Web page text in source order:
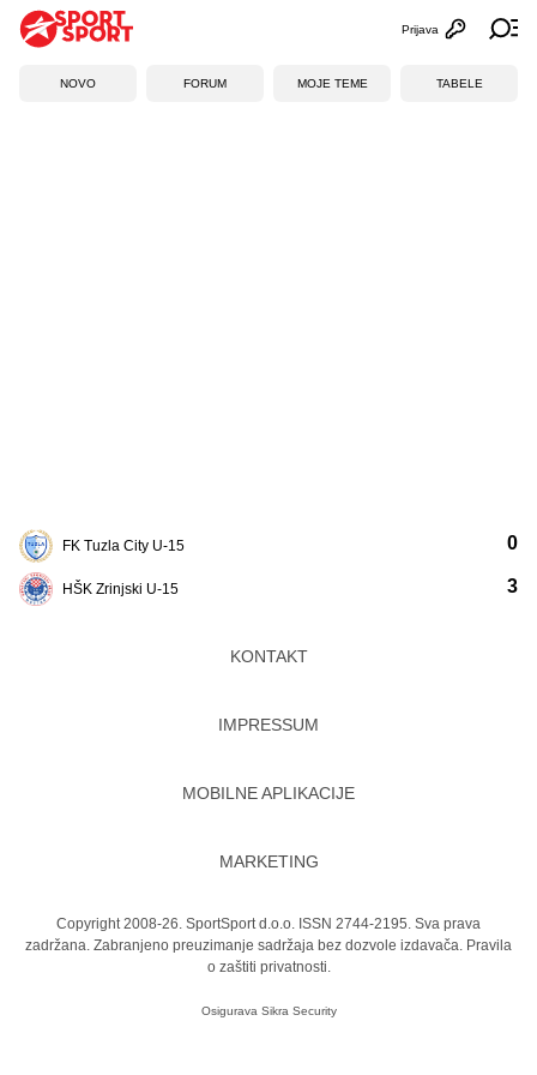
Otvori
Prijava
NOVO FORUM MOJE TEME TABELE
FK Tuzla City U-15
HŠK Zrinjski U-15
0
3
KONTAKT
IMPRESSUM
MOBILNE APLIKACIJE
MARKETING
Copyright 2008-26. SportSport d.o.o. ISSN 2744-2195. Sva prava
zadržana. Zabranjeno preuzimanje sadržaja bez dozvole izdavača. Pravila
o zaštiti privatnosti.
Osigurava Sikra Security